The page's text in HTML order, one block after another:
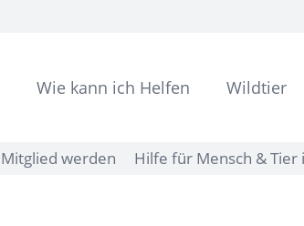
Wie kann ich Helfen Wildtier
Mitglied werden Hilfe für Mensch & Tier